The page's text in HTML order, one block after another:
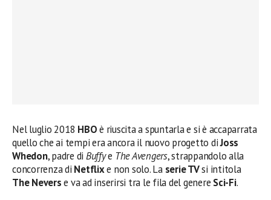
Nel luglio 2018 HBOè riuscita a spuntarla e si è accaparrata
quello che ai tempi era ancora il nuovo progetto diJoss
Whedon, padre di Buffye The Avengers, strappandolo alla
concorrenza di Netflixe non solo. La serie TVsi intitola
The Neverse va ad inserirsi tra le fila del genere Sci-Fi.